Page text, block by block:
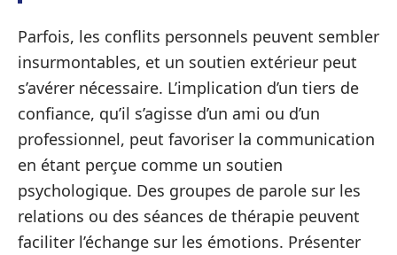
Parfois, les conflits personnels peuvent sembler
insurmontables, et un soutien extérieur peut
s’avérer nécessaire. L’implication d’un tiers de
confiance, qu’il s’agisse d’un ami ou d’un
professionnel, peut favoriser la communication
en étant perçue comme un soutien
psychologique. Des groupes de parole sur les
relations ou des séances de thérapie peuvent
faciliter l’échange sur les émotions. Présenter